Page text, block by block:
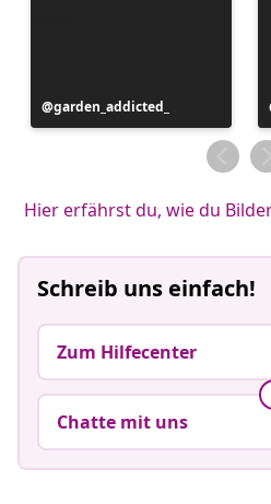
Beitrag
veröffentlicht
garden_addicted_
Hier erfährst du, wie du
Schreib uns einfach!
Zum Hilfecenter
Chatte mit uns